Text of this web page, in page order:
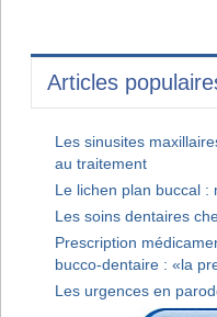
Articles
Les sinusites
au traitement
Le lichen plan buccal :
Les soins dentaires
Prescription
bucco-dentaire : «la
Les urgences en